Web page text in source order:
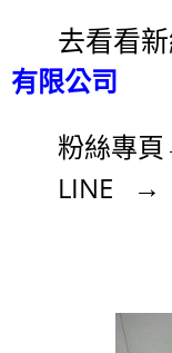
去看看新
有限公司
粉絲專頁
LINE
→